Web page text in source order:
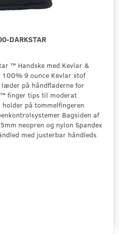
DARKSTAR
™ Handske med Kevlar &
9 ounce Kevlar stof
på håndfladerne for
finger tips til moderat
på tommelfingeren
Bagsiden af
neopren og nylon Spandex
med justerbar håndleds